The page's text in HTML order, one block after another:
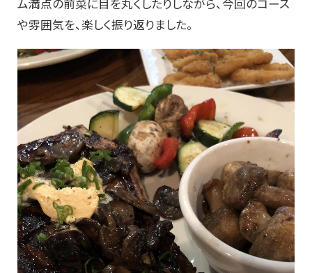
ム満点の前菜に目を丸くしたりしながら、今回のコース
や雰囲気を、楽しく振り返りました。